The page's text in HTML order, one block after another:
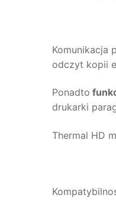
Komunikacja
odczyt kopii
Ponadto
drukarki
Thermal HD